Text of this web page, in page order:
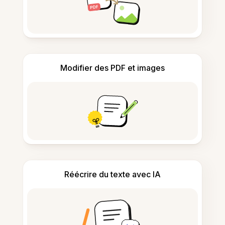
Modifier des PDF et images
Réécrire du texte avec IA